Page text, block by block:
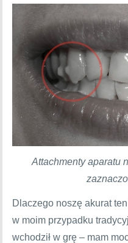
Attachmenty aparatu
Dlaczego noszę akurat
w moim przypadku
wchodził w grę – mam